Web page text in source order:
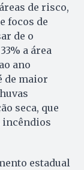
de risco,
focos de
de o
a área
ano
de maior
seca, que
incêndios
estadual